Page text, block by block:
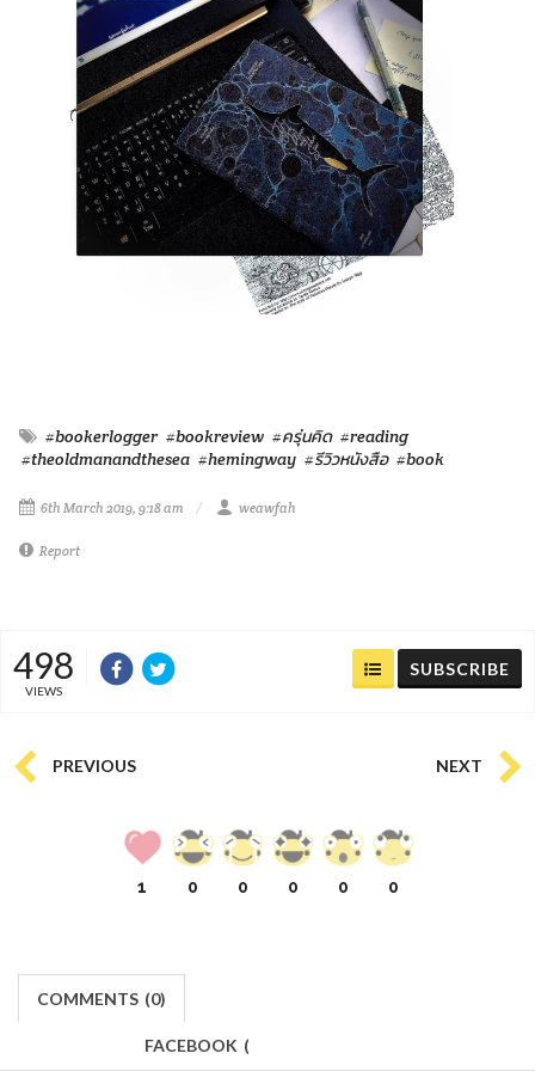
#bookerlogger #bookreview #ครุ่นคิด #reading
#theoldmanandthesea #hemingway #รีวิวหนังสือ #book
6th March 2019, 9:18 am weawfah
Report
498
VIEWS
SUBSCRIBE
PREVIOUS NEXT
1 0 0 0 0 0
COMMENTS (0)
FACEBOOK (